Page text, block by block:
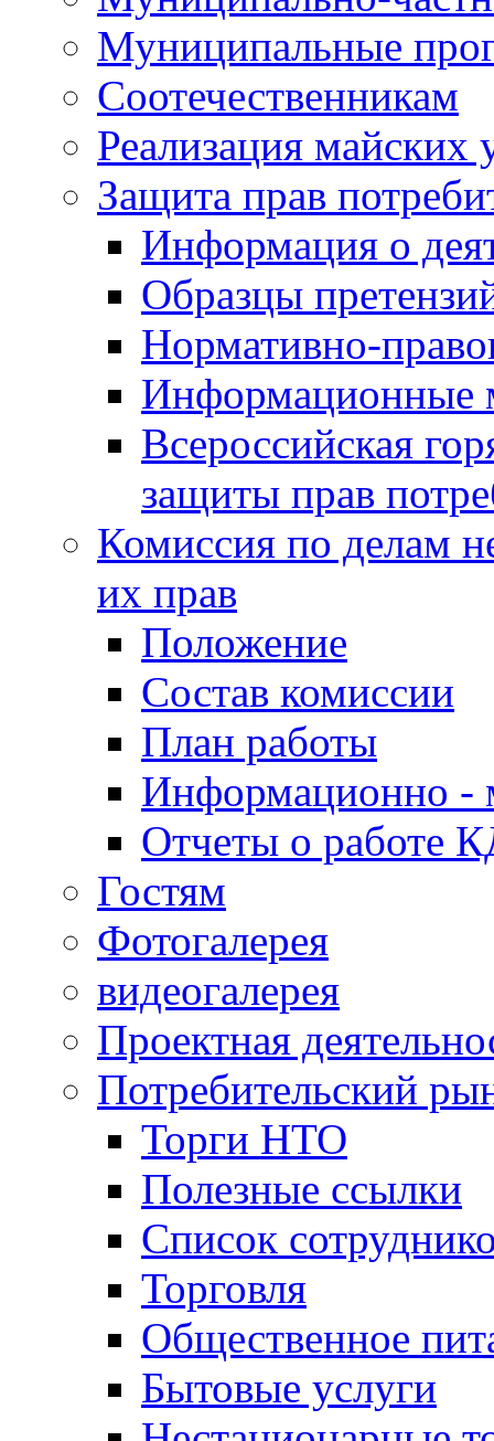
Муниципальные
Соотечественникам
Реализация майских
Защита прав
Информация о
Образцы
Нормативно-
Информационные
Всероссийская
защиты прав
Комиссия по делам
их прав
Положение
Состав комиссии
План работы
Информационно -
Отчеты о работе
Гостям
Фотогалерея
видеогалерея
Проектная
Потребительский
Торги НТО
Полезные ссылки
Список
Торговля
Общественное
Бытовые услуги